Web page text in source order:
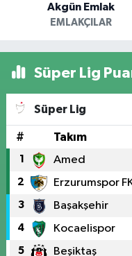
Akgün Emlak
EMLAKÇILAR
Süper Lig
Süper Lig
# Takım
1 Amed
2 Erzurumspor
3 Başakşehir
4 Kocaelispor
5 Beşiktaş